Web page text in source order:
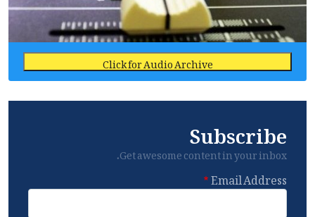
Click for Audio Archive
Subscribe
Get awesome content in your inbox.
Email Address